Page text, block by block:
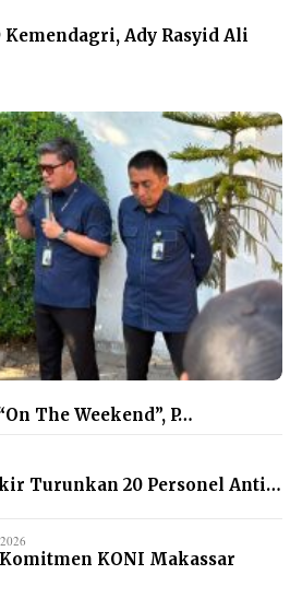
Kemendagri, Ady Rasyid Ali
The Weekend”, P…
Turunkan 20 Personel Anti…
KONI Makassar